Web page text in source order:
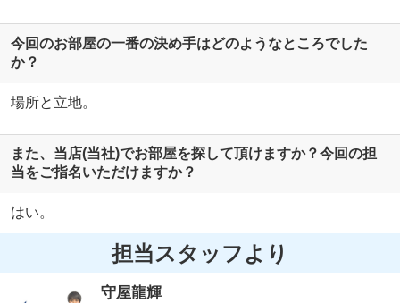
今回のお部屋の一番の決め手はどのようなところでした
か？
場所と立地。
また、当店(当社)でお部屋を探して頂けますか？今回の担
当をご指名いただけますか？
はい。
担当スタッフより
守屋龍輝